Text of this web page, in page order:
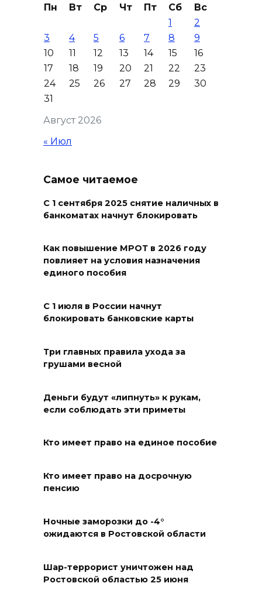
На Дону обсудили вопросы
повышения доступности
медицинской помощи с
участием федеральных
новую модульную котельную
Платовский
Это стало нашей традицией:
ростовчане установили
бездомных животных
08 августа 2026 16:56
Журналисты «ДОН 24» вышли
на субботник в парке
08 августа 2026 15:59
нечем: как ростовчане
Рувинского от запустения
В Волгодонске мужчина
7 человек
Август 2026
Пн Вт Ср Чт Пт Сб
Вс
1
2
3
4 5 6 7 8
9
10
11 12 13 14 15
16
17
18 19 20 21 22
23
24
25 26 27 28 29
30
31
« Июл
Самое читаемое
С 1 сентября 2025 снятие наличных в
банкоматах начнут блокировать
Как повышение МРОТ в 2026 году
повлияет на условия назначения
единого пособия
С 1 июля в России начнут
блокировать банковские карты
Три главных правила ухода за
грушами весной
Деньги будут «липнуть» к рукам,
если соблюдать эти приметы
Кто имеет право на единое пособие
Кто имеет право на досрочную
пенсию
Ночные заморозки до -4°
ожидаются в Ростовской области
Шар-террорист уничтожен над
Ростовской областью 25 июня